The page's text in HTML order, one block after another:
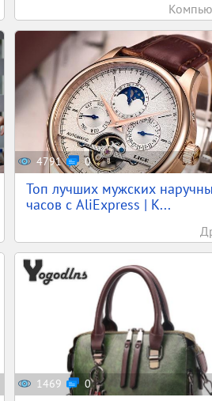
4791 0
Топ лучших мужских
часов с AliExpress | К...
1469 0